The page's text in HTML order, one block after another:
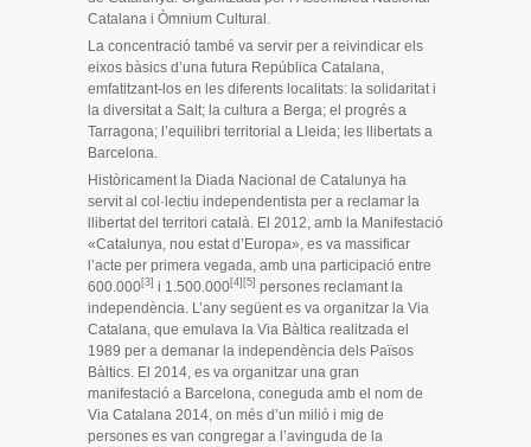
Catalana i Òmnium Cultural.
La concentració també va servir per a reivindicar els
eixos bàsics d’una futura República Catalana,
emfatitzant-los en les diferents localitats: la solidaritat i
la diversitat a Salt; la cultura a Berga; el progrés a
Tarragona; l’equilibri territorial a Lleida; les llibertats a
Barcelona.
Històricament la Diada Nacional de Catalunya ha
servit al col·lectiu independentista per a reclamar la
llibertat del territori català. El 2012, amb la Manifestació
«Catalunya, nou estat d’Europa», es va massificar
l’acte per primera vegada, amb una participació entre
600.000[3] i 1.500.000[4] [5] persones reclamant la
independència. L’any següent es va organitzar la Via
Catalana, que emulava la Via Bàltica realitzada el
1989 per a demanar la independència dels Països
Bàltics. El 2014, es va organitzar una gran
manifestació a Barcelona, coneguda amb el nom de
Via Catalana 2014, on més d’un milió i mig de
persones es van congregar a l’avinguda de la